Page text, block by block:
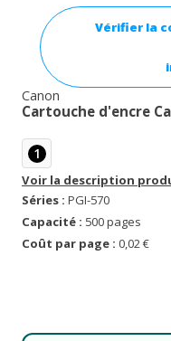
Vérifier la
Canon
Cartouche d'encre
1
Voir la description
Séries : PGI-570
Capacité : 500 pages
Coût par page : 0,02 €